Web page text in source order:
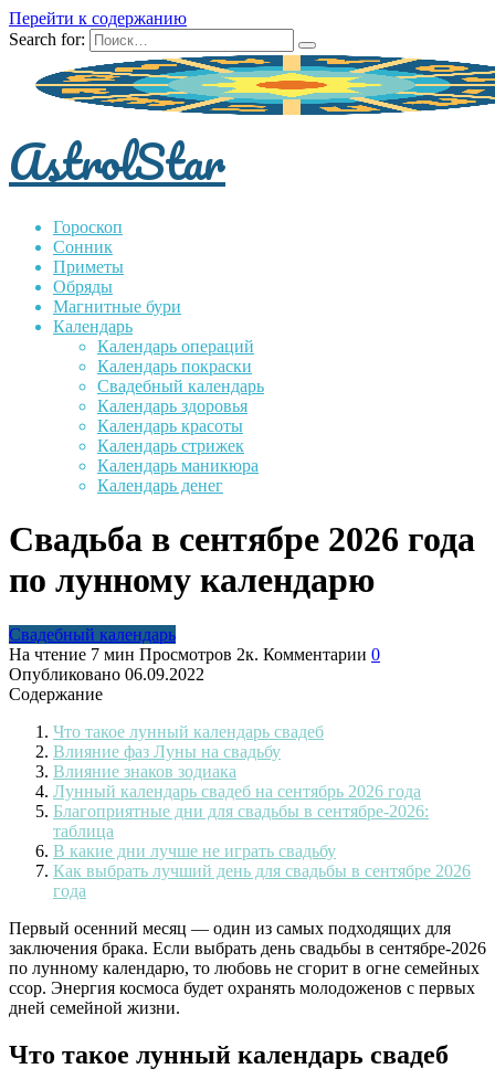
Перейти к содержанию
Search for:
AstrolStar
Гороскоп
Сонник
Приметы
Обряды
Магнитные бури
Календарь
Календарь операций
Календарь покраски
Свадебный календарь
Календарь здоровья
Календарь красоты
Календарь стрижек
Календарь маникюра
Календарь денег
Свадьба в сентябре 2026 года
по лунному календарю
Свадебный календарь
На чтение 7 мин Просмотров 2к. Комментарии 0
Опубликовано 06.09.2022
Содержание
Что такое лунный календарь свадеб
Влияние фаз Луны на свадьбу
Влияние знаков зодиака
Лунный календарь свадеб на сентябрь 2026 года
Благоприятные дни для свадьбы в сентябре-2026:
таблица
В какие дни лучше не играть свадьбу
Как выбрать лучший день для свадьбы в сентябре 2026
года
Первый осенний месяц — один из самых подходящих для
заключения брака. Если выбрать день свадьбы в сентябре-2026
по лунному календарю, то любовь не сгорит в огне семейных
ссор. Энергия космоса будет охранять молодоженов с первых
дней семейной жизни.
Что такое лунный календарь свадеб